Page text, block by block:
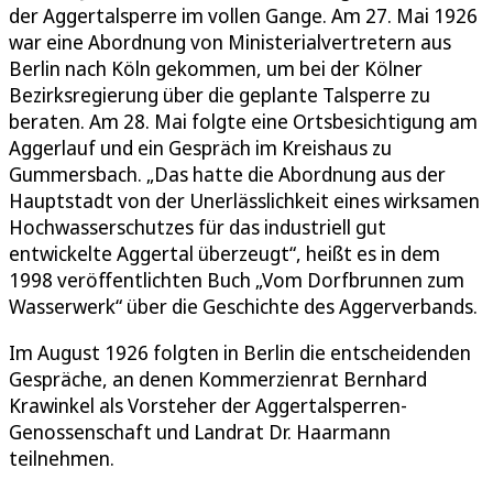
der Aggertalsperre im vollen Gange. Am 27. Mai 1926
war eine Abordnung von Ministerialvertretern aus
Berlin nach Köln gekommen, um bei der Kölner
Bezirksregierung über die geplante Talsperre zu
beraten. Am 28. Mai folgte eine Ortsbesichtigung am
Aggerlauf und ein Gespräch im Kreishaus zu
Gummersbach. „Das hatte die Abordnung aus der
Hauptstadt von der Unerlässlichkeit eines wirksamen
Hochwasserschutzes für das industriell gut
entwickelte Aggertal überzeugt“, heißt es in dem
1998 veröffentlichten Buch „Vom Dorfbrunnen zum
Wasserwerk“ über die Geschichte des Aggerverbands.
Im August 1926 folgten in Berlin die entscheidenden
Gespräche, an denen Kommerzienrat Bernhard
Krawinkel als Vorsteher der Aggertalsperren-
Genossenschaft und Landrat Dr. Haarmann
teilnehmen.